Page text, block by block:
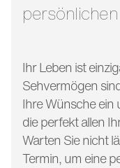
Ihr Leben ist
Sehvermögen
Ihre Wünsche ein
die perfekt allen
Warten Sie nicht
Termin, um eine